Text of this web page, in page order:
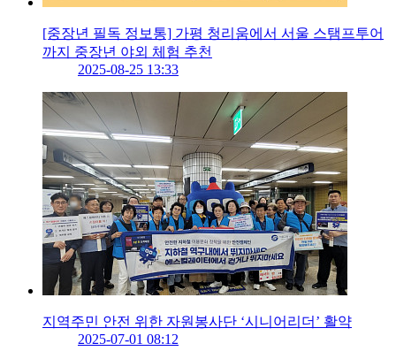
[중장년 필독 정보통] 가평 청리움에서 서울 스탬프투어
까지 중장년 야외 체험 추천
2025-08-25 13:33
지역주민 안전 위한 자원봉사단 ‘시니어리더’ 활약
2025-07-01 08:12